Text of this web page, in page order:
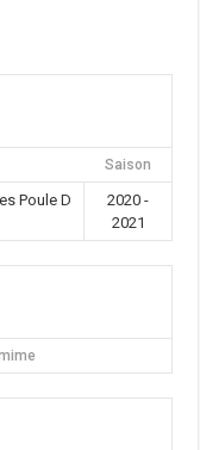
Saison
Poule D
2020 -
2021